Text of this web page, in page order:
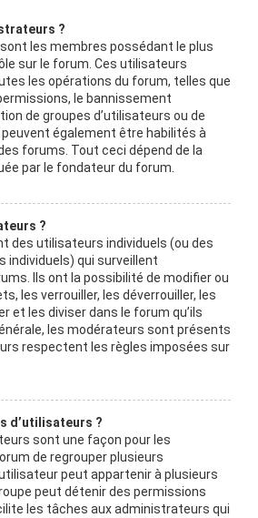
?
les membres possédant le plus
sur le forum. Ces utilisateurs
les opérations du forum, telles que
le bannissement
de groupes d’utilisateurs ou de
également être habilités à
forums. Tout ceci dépend de la
par le fondateur du forum.
?
des utilisateurs individuels (ou des
individuels) qui surveillent
Ils ont la possibilité de modifier ou
les verrouiller, les déverrouiller, les
et les diviser dans le forum qu’ils
les modérateurs sont présents
respectent les règles imposées sur
d’utilisateurs ?
sont une façon pour les
de regrouper plusieurs
peut appartenir à plusieurs
peut détenir des permissions
les tâches aux administrateurs qui